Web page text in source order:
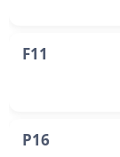
F11
P16